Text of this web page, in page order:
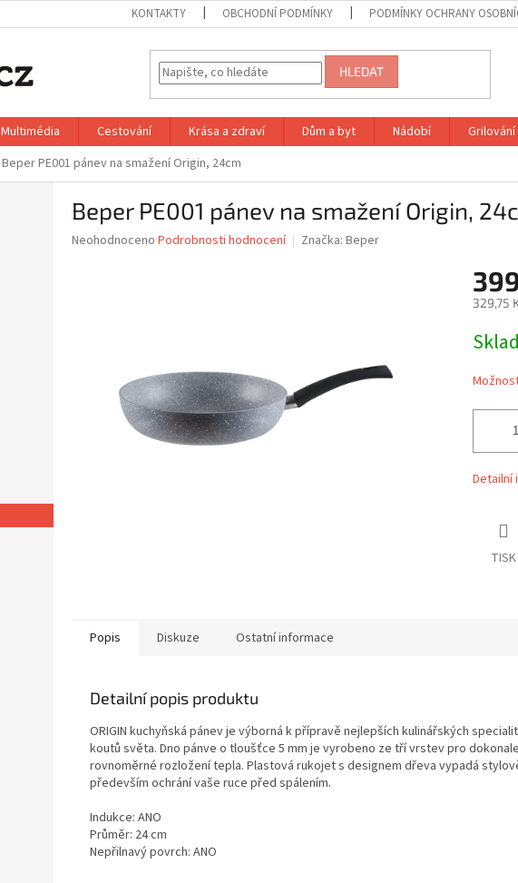
KONTAKTY OBCHODNÍ PODMÍNKY PODMÍNKY OCHRANY
HLEDAT
Multimédia Cestování Krása a zdraví Dům a byt Nádobí Grilování
Beper PE001 pánev na smažení Origin, 24cm
Beper PE001 pánev na smažení Origin,
Průměrné
Neohodnoceno Podrobnosti hodnocení Značka: Beper
329,75
cena:
Detailní
TISK
Popis Diskuze Ostatní informace
Detailní popis produktu
ORIGIN kuchyňská pánev je výborná k přípravě nejlepších kulinářských
koutů světa. Dno pánve o tloušťce 5 mm je vyrobeno ze tří vrstev pro dokonale
rovnoměrné rozložení tepla. Plastová rukojet s designem dřeva vypadá
především ochrání vaše ruce před spálením.
Indukce: ANO
Průměr: 24 cm
Nepřilnavý povrch: ANO